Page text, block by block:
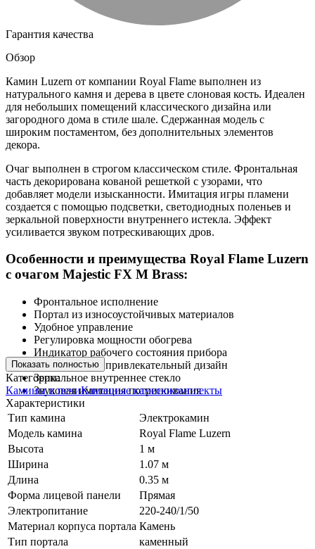
Гарантия качества
Обзор
Камин Luzern от компании Royal Flame выполнен из
натурального камня и дерева в цвете слоновая кость. Идеален
для небольших помещений классического дизайна или
загородного дома в стиле шале. Сдержанная модель с
широким постаментом, без дополнительных элементов
декора.
Очаг выполнен в строгом классическом стиле. Фронтальная
часть декорирована кованой решеткой с узорами, что
добавляет модели изысканности. Имитация игры пламени
создается с помощью подсветки, светодиодных поленьев и
зеркальной поверхности внутреннего истекла. Эффект
усиливается звуком потрескивающих дров.
Особенности и преимущества Royal Flame Luzern
с очагом Majestic FX M Brass:
Фронтальное исполнение
Портал из износоустойчивых материалов
Удобное управление
Регулировка мощности обогрева
Индикатор рабочего состояния прибора
Эстетичный и привлекательный дизайн
Зеркальное внутреннее стекло
Звуковая имитация потрескивания
Показать полностью
Категории:
Камины и печиКаменные каминокомплекты
Характеристики
Тип камина
Электрокамин
Модель камина
Royal Flame Luzern
Высота
1 м
Ширина
1.07 м
Длина
0.35 м
Форма лицевой панели
Прямая
Электропитание
220-240/1/50
Материал корпуса портала Камень
Тип портала
каменный